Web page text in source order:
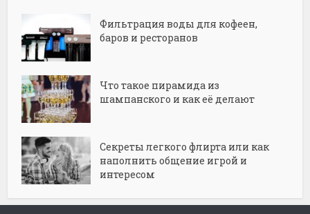
Фильтрация воды для кофеен,
баров и ресторанов
Что такое пирамида из
шампанского и как её делают
Секреты легкого флирта или как
наполнить общение игрой и
интересом